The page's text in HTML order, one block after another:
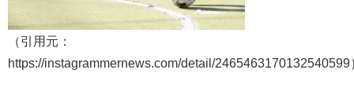
（引用元：
https://instagrammernews.com/detail/2465463170132540599